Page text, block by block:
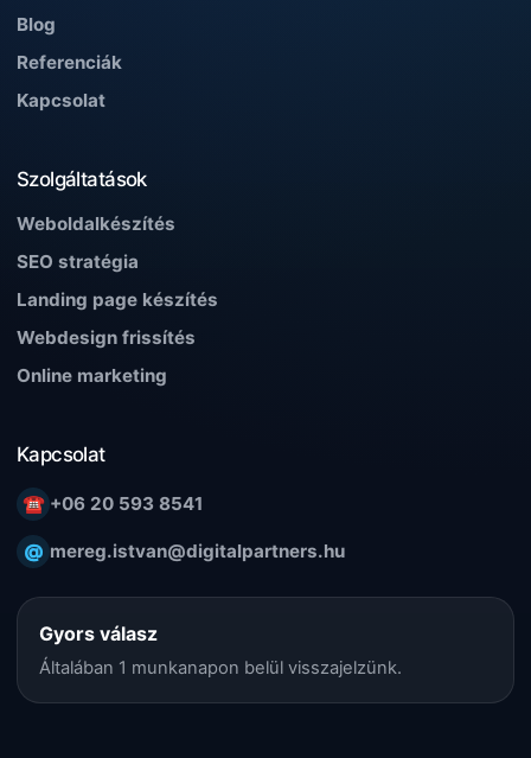
Blog
Referenciák
Kapcsolat
Szolgáltatások
Weboldalkészítés
SEO stratégia
Landing page készítés
Webdesign frissítés
Online marketing
Kapcsolat
☎ +06 20 593 8541
@ mereg.istvan@digitalpartners.hu
Gyors válasz
Általában 1 munkanapon belül visszajelzünk.